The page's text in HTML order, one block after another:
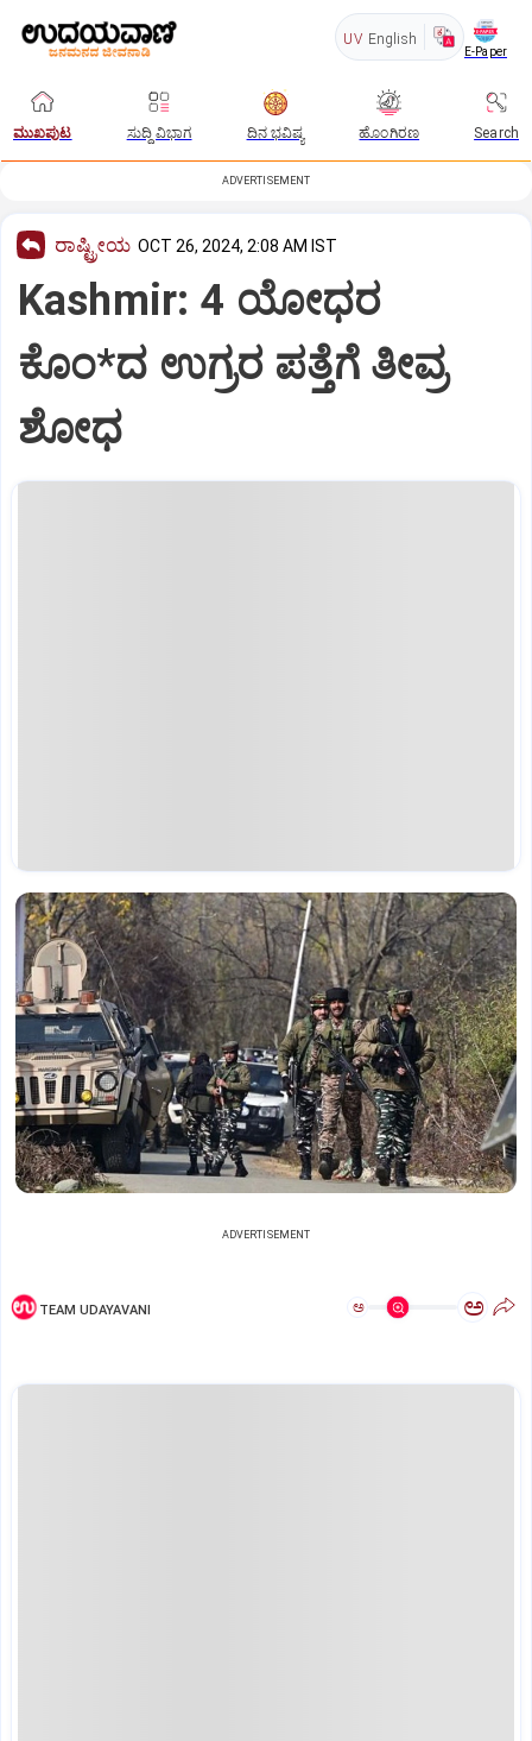
UV English
E-Paper
ಮುಖಪುಟ ಸುದ್ದಿ ವಿಭಾಗ ದಿನ ಭವಿಷ್ಯ ಹೊಂಗಿರಣ Search
ADVERTISEMENT
ರಾಷ್ಟ್ರೀಯ OCT 26, 2024, 2:08 AM IST
Kashmir: 4 ಯೋಧರ
ಕೊಂ*ದ ಉಗ್ರರ ಪತ್ತೆಗೆ ತೀವ್ರ
ಶೋಧ
ADVERTISEMENT
TEAM UDAYAVANI ಅ ಅ